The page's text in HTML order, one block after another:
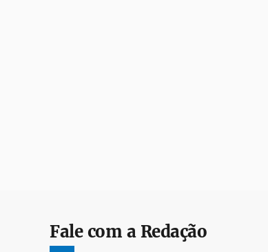
Fale com a Redação